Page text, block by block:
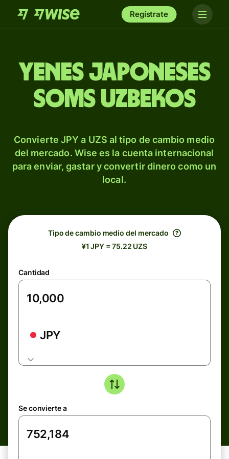
Regístrate
Yenes japoneses
soms uzbekos
Convierte JPY a UZS al tipo de cambio medio
del mercado. Wise es la cuenta internacional
para enviar, gastar y convertir dinero como un
local.
Tipo de cambio medio del mercado
¥1 JPY = 75.22 UZS
Cantidad
JPY
Se convierte a